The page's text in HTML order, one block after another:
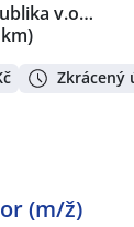
v.o…
Zkrácený
(m/ž)